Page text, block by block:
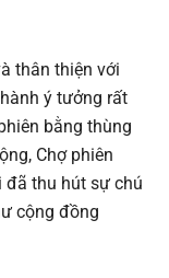
thân thiện với
ý tưởng rất
bằng thùng
Chợ phiên
đã thu hút sự chú
cộng đồng